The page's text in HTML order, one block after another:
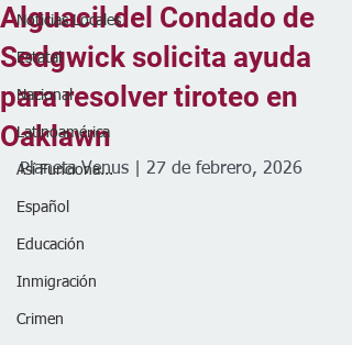
Noticias Locales
Estatal
Nacional
Latinoamérica
Así Funciona...
Español
Educación
Inmigración
Crimen
Alguacil del Condado de
Sedgwick solicita ayuda
para resolver tiroteo en
Oaklawn
Planeta Venus | 27 de febrero, 2026